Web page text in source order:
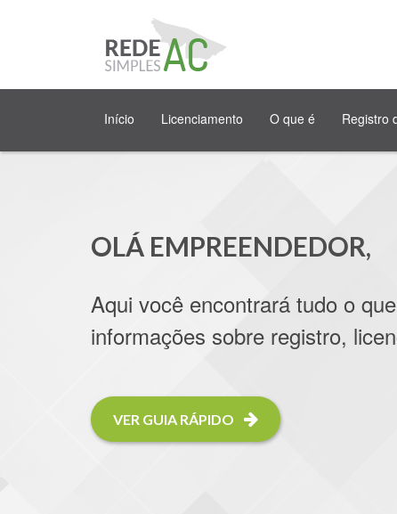
Início Licenciamento O que é Registro
OLÁ EMPREENDEDOR,
Aqui você encontrará tudo o
informações sobre registro,
VER GUIA RÁPIDO